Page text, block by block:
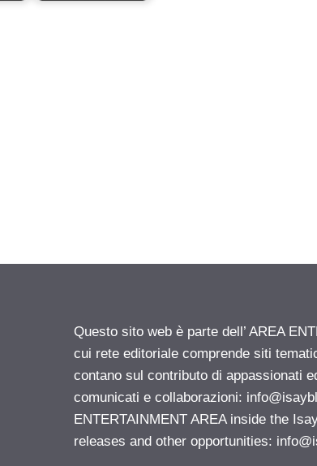
Questo sito web è parte dell’ AREA
cui rete editoriale comprende siti
contano sul contributo di appassionati
comunicati e collaborazioni:
ENTERTAINMENT AREA inside the
releases and other opportunities: